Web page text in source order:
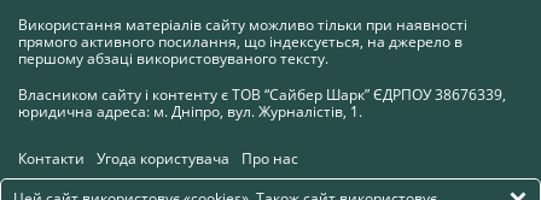
Використання матеріалів сайту можливо тільки при наявності
прямого активного посилання, що індексується, на джерело в
першому абзаці використовуваного тексту.
Власником сайту і контенту є ТОВ “Сайбер Шарк” ЄДРПОУ 38676339,
юридична адреса: м. Дніпро, вул. Журналістів, 1.
Контакти Угода користувача
Про нас